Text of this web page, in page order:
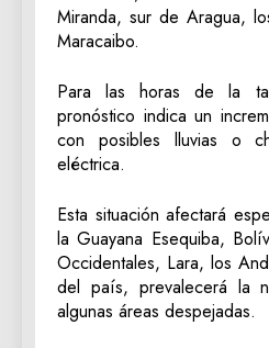
Miranda, sur de Aragua,
Maracaibo.
Para las horas de la
pronóstico indica un
con posibles lluvias o
eléctrica.
Esta situación afectará
la Guayana Esequiba,
Occidentales, Lara, los
del país, prevalecerá la
algunas áreas despejadas.